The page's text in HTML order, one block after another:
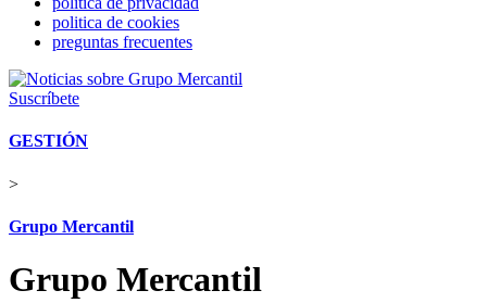
politica de cookies
preguntas frecuentes
Suscríbete
GESTIÓN
>
Grupo Mercantil
Grupo Mercantil